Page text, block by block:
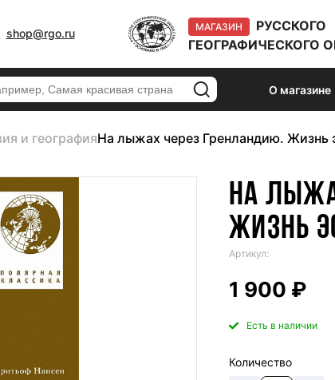
shop@rgo.ru МАГАЗИН
РУССКОГО
ГЕОГРАФИЧЕСКОГО
О магазине
и географияНа лыжах через Гренландию. Жизнь
НА
ЖИЗНЬ
Артикул:
1 900 ₽
Есть в наличии
Количество